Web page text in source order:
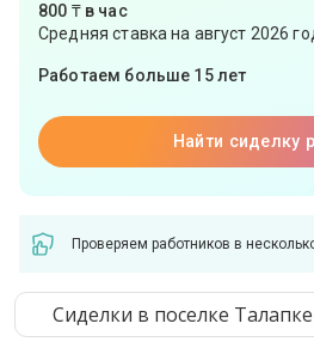
800 ₸ в час
Средняя ставка на август 2026
Работаем больше 15 лет
Найти сиделку
Проверяем работников в
Сиделки в поселке